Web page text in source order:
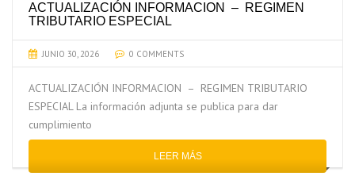
ACTUALIZACIÓN INFORMACION – REGIMEN
TRIBUTARIO ESPECIAL
JUNIO 30, 2026 0 COMMENTS
ACTUALIZACIÓN INFORMACION – REGIMEN TRIBUTARIO
ESPECIAL La información adjunta se publica para dar
cumplimiento
LEER MÁS